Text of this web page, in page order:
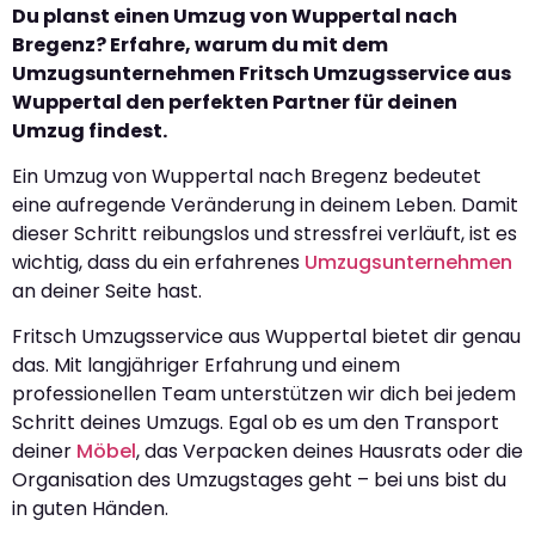
Du planst einen Umzug von Wuppertal nach
Bregenz? Erfahre, warum du mit dem
Umzugsunternehmen Fritsch Umzugsservice aus
Wuppertal den perfekten Partner für deinen
Umzug findest.
Ein Umzug von Wuppertal nach Bregenz bedeutet
eine aufregende Veränderung in deinem Leben. Damit
dieser Schritt reibungslos und stressfrei verläuft, ist es
wichtig, dass du ein erfahrenes Umzugsunternehmen
an deiner Seite hast.
Fritsch Umzugsservice aus Wuppertal bietet dir genau
das. Mit langjähriger Erfahrung und einem
professionellen Team unterstützen wir dich bei jedem
Schritt deines Umzugs. Egal ob es um den Transport
deiner Möbel, das Verpacken deines Hausrats oder die
Organisation des Umzugstages geht – bei uns bist du
in guten Händen.